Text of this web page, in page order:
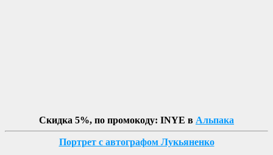
Скидка 5%, по промокоду: INYE в Альпака
Портрет с автографом Лукьяненко